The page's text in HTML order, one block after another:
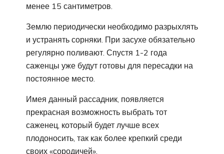
менее 15 сантиметров.
Землю периодически необходимо разрыхлять
и устранять сорняки. При засухе обязательно
регулярно поливают. Спустя 1-2 года
саженцы уже будут готовы для пересадки на
постоянное место.
Имея данный рассадник, появляется
прекрасная возможность выбрать тот
саженец, который будет лучше всех
плодоносить, так как более крепкий среди
своих «сородичей».